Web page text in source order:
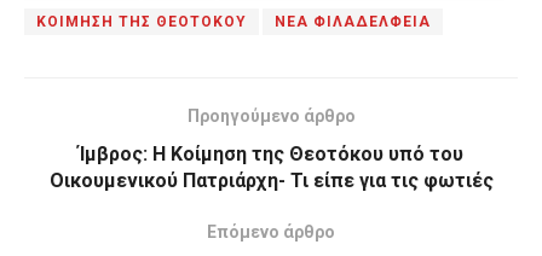
ΚΟΙΜΗΣΗ ΤΗΣ ΘΕΟΤΟΚΟΥ ΝΕΑ ΦΙΛΑΔΕΛΦΕΙΑ
Προηγούμενο άρθρο
Ίμβρος: Η Κοίμηση της Θεοτόκου υπό του
Οικουμενικού Πατριάρχη- Τι είπε για τις φωτιές
Επόμενο άρθρο